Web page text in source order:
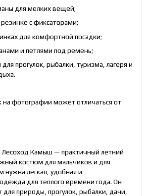
для мелких вещей;
резинке с фиксаторами;
для комфортной посадки;
и петлями под ремень;
прогулок, рыбалки, туризма, лагеря и
на фотографии может отличаться от
Камыш — практичный летний
костюм для мальчиков и для
нужна легкая, удобная и
для теплого времени года. Он
природы, прогулок, рыбалки, дачи,